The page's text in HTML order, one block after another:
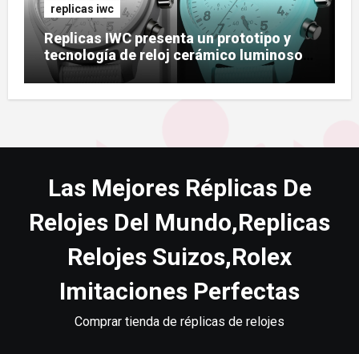
replicas iwc
Replicas IWC presenta un prototipo y
tecnología de reloj cerámico luminoso
Ceralume
Las Mejores Réplicas De
Relojes Del Mundo,Replicas
Relojes Suizos,Rolex
Imitaciones Perfectas
Comprar tienda de réplicas de relojes